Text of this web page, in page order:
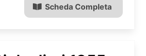
Scheda Completa